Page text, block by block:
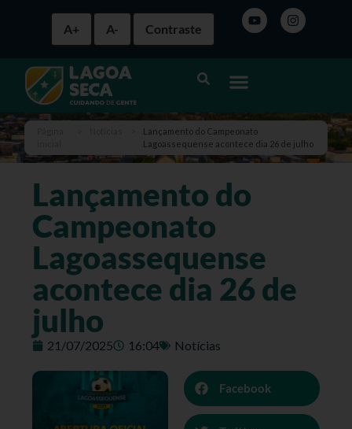
A+ A- Contraste
Lançamento do Campeonato
Lagoassequense acontece dia 26 de julho
Lançamento do
Campeonato
Lagoassequense
acontece dia 26 de
julho
21/07/2025 16:04 Notícias
Facebook